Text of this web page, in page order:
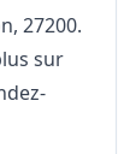
27200.
sur